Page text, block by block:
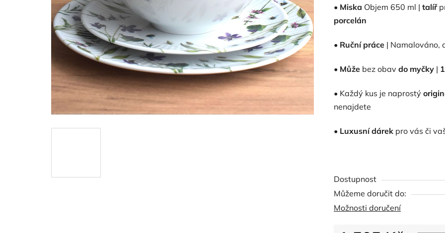
• Miska Objem 650 ml | talíř
porcelán
• Ruční práce | Namalováno,
• Může bez obav do myčky |
• Každý kus je naprostý
nenajdete
• Luxusní dárek pro vás či
Dostupnost
Můžeme doručit do:
Možnosti doručení